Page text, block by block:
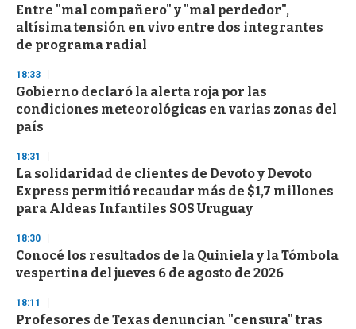
Entre "mal compañero" y "mal perdedor",
altísima tensión en vivo entre dos integrantes
de programa radial
18:33
Gobierno declaró la alerta roja por las
condiciones meteorológicas en varias zonas del
país
18:31
La solidaridad de clientes de Devoto y Devoto
Express permitió recaudar más de $1,7 millones
para Aldeas Infantiles SOS Uruguay
18:30
Conocé los resultados de la Quiniela y la Tómbola
vespertina del jueves 6 de agosto de 2026
18:11
Profesores de Texas denuncian "censura" tras